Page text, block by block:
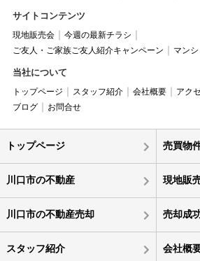
サイトコンテンツ
現地販売会
今週の最新チラシ
ご友人・ご家族ご友人紹介キャンペーン
マン
当社について
トップページ スタッフ紹介 会社概要 アク
ブログ
お問合せ
トップページ 売買物
川口市の不動産 現地販
川口市の不動産売却 売却成
スタッフ紹介 会社概